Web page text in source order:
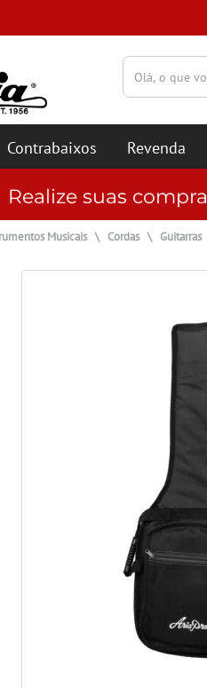
Contrabaixos Revenda
Realize suas
Musicais\ Cordas\ Guitarras